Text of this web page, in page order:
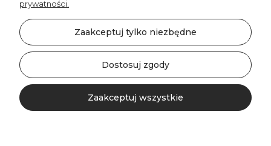
©2026 Wszelkie Prawa Zastrzeżone | BelldecoHome.pl
Flex Minimalist by Ecommercy
prywatności.
Zaakceptuj tylko niezbędne
Dostosuj zgody
Zaakceptuj wszystkie
zaznacz pola
Akceptuję regulamin newslettera
Akceptuję politykę prywatności
SUBSKRYBUJ!